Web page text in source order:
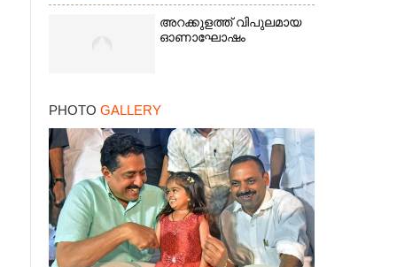
അറക്കുളത്ത് വിപുലമായ
ഓണാഘോഷം
PHOTO GALLERY